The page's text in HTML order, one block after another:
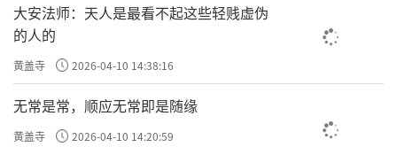
大安法师：天人是最看不起这些轻贱虚伪
的人的
黄盖寺 2026-04-10 14:38:16
无常是常，顺应无常即是随缘
黄盖寺 2026-04-10 14:20:59